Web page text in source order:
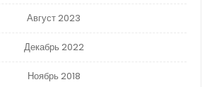
Август 2023
Декабрь 2022
Ноябрь 2018